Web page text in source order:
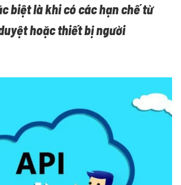
biệt là khi có các hạn chế từ
hoặc thiết bị người